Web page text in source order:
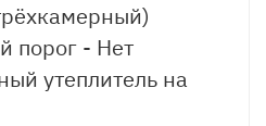
порог - Нет
утеплитель на